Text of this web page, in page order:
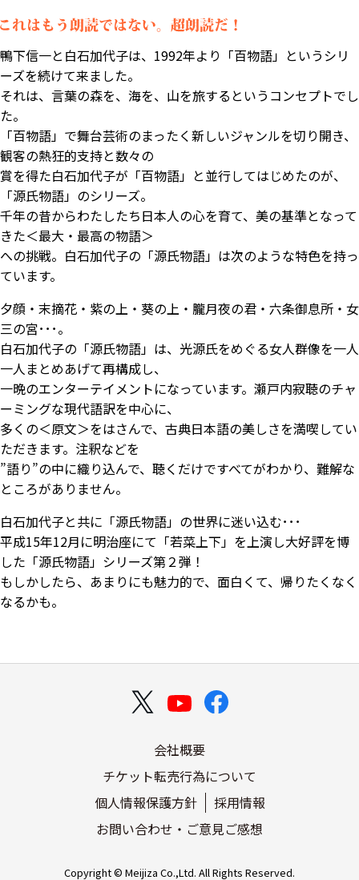
鴨下信一と白石加代子は、1992年より「百物語」というシリ
ーズを続けて来ました。
それは、言葉の森を、海を、山を旅するというコンセプトでし
た。
「百物語」で舞台芸術のまったく新しいジャンルを切り開き、
観客の熱狂的支持と数々の
賞を得た白石加代子が「百物語」と並行してはじめたのが、
「源氏物語」のシリーズ。
千年の昔からわたしたち日本人の心を育て、美の基準となって
きた＜最大・最高の物語＞
への挑戦。白石加代子の「源氏物語」は次のような特色を持っ
ています。
夕顔・末摘花・紫の上・葵の上・朧月夜の君・六条御息所・女
三の宮･･･。
白石加代子の「源氏物語」は、光源氏をめぐる女人群像を一人
一人まとめあげて再構成し、
一晩のエンターテイメントになっています。瀬戸内寂聴のチャ
ーミングな現代語訳を中心に、
多くの＜原文＞をはさんで、古典日本語の美しさを満喫してい
ただきます。注釈などを
”語り”の中に織り込んで、聴くだけですべてがわかり、難解な
ところがありません。
白石加代子と共に「源氏物語」の世界に迷い込む･･･
平成15年12月に明治座にて「若菜上下」を上演し大好評を博
した「源氏物語」シリーズ第２弾！
もしかしたら、あまりにも魅力的で、面白くて、帰りたくなく
なるかも。
会社概要
チケット転売行為について
個人情報保護方針
採用情報
お問い合わせ・ご意見ご感想
Copyright © Meijiza Co.,Ltd. All Rights Reserved.